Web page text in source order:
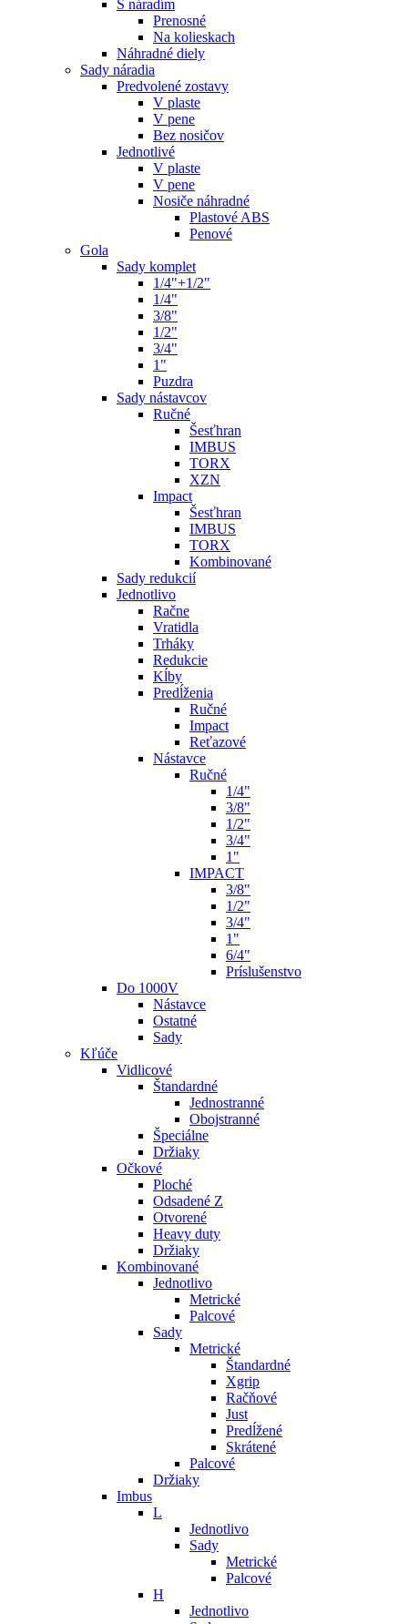
S náradím
Prenosné
Na kolieskach
Náhradné diely
Sady náradia
Predvolené zostavy
V plaste
V pene
Bez nosičov
Jednotlivé
V plaste
V pene
Nosiče náhradné
Plastové ABS
Penové
Gola
Sady komplet
1/4"+1/2"
1/4"
3/8"
1/2"
3/4"
1"
Puzdra
Sady nástavcov
Ručné
Šesťhran
IMBUS
TORX
XZN
Impact
Šesťhran
IMBUS
TORX
Kombinované
Sady redukcií
Jednotlivo
Račne
Vratidla
Trháky
Redukcie
Kĺby
Predĺženia
Ručné
Impact
Reťazové
Nástavce
Ručné
1/4"
3/8"
1/2"
3/4"
1"
IMPACT
3/8"
1/2"
3/4"
1"
6/4"
Príslušenstvo
Do 1000V
Nástavce
Ostatné
Sady
Kľúče
Vidlicové
Štandardné
Jednostranné
Obojstranné
Špeciálne
Držiaky
Očkové
Ploché
Odsadené Z
Otvorené
Heavy duty
Držiaky
Kombinované
Jednotlivo
Metrické
Palcové
Sady
Metrické
Štandardné
Xgrip
Račňové
Just
Predĺžené
Skrátené
Palcové
Držiaky
Imbus
L
Jednotlivo
Sady
Metrické
Palcové
H
Jednotlivo